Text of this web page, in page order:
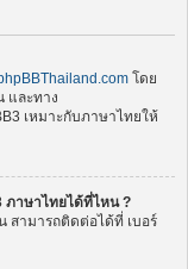
โดย
และทาง
เหมาะกับภาษาไทยให้
าษาไทยได้ที่ไหน ?
สามารถติดต่อได้ที่ เบอร์